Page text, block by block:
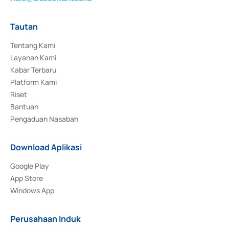
Tautan
Tentang Kami
Layanan Kami
Kabar Terbaru
Platform Kami
Riset
Bantuan
Pengaduan Nasabah
Download Aplikasi
Google Play
App Store
Windows App
Perusahaan Induk